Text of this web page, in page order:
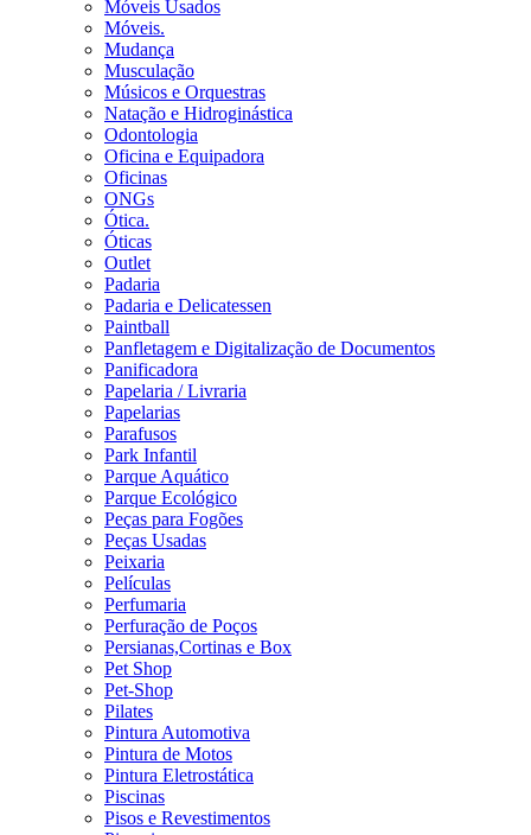
Móveis Usados
Móveis.
Mudança
Musculação
Músicos e Orquestras
Natação e Hidroginástica
Odontologia
Oficina e Equipadora
Oficinas
ONGs
Ótica.
Óticas
Outlet
Padaria
Padaria e Delicatessen
Paintball
Panfletagem e Digitalização de Documentos
Panificadora
Papelaria / Livraria
Papelarias
Parafusos
Park Infantil
Parque Aquático
Parque Ecológico
Peças para Fogões
Peças Usadas
Peixaria
Películas
Perfumaria
Perfuração de Poços
Persianas,Cortinas e Box
Pet Shop
Pet-Shop
Pilates
Pintura Automotiva
Pintura de Motos
Pintura Eletrostática
Piscinas
Pisos e Revestimentos